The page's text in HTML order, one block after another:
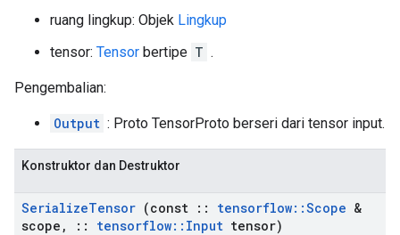
ruang lingkup: Objek Lingkup
tensor: Tensor bertipe T .
Pengembalian:
Output : Proto TensorProto berseri dari tensor input.
Konstruktor dan Destruktor
SerializeTensor (const :: tensorflow::Scope &
scope , :: tensorflow:: Input tensor)